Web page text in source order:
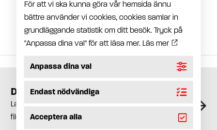
På vår sidaMontagekan du läsa mer om vad vi
kan hjälpa dig med.
Dokumentation
Ladda ner instruktioner, kataloger och CAD-
filer med mera.
För att vi ska kunna göra vår hemsida ännu
bättre använder vi cookies, cookies samlar in
grundläggande statistik om ditt besök. Tryck på
"Anpassa dina val" för att läsa mer. Läs mer
Anpassa dina val
Endast nödvändiga
Acceptera alla